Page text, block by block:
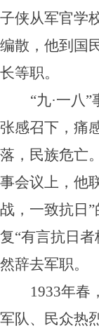
子侠从军官学
编散，他到国
长等职。
“九·一八
张感召下，痛
落，民族危亡
事会议上，他
战，一致抗日
复“有言抗日
然辞去军职。
1933年春
军队、民众热